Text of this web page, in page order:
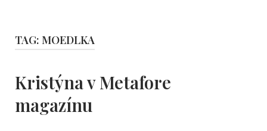
TAG: MOEDLKA
Kristýna v Metafore
magazínu